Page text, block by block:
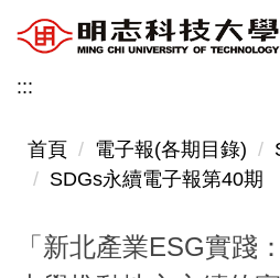
到
主
內
:::
首頁 電子報(各期目錄)
SDGs永續電子報第40期
「新北產業ESG實踐